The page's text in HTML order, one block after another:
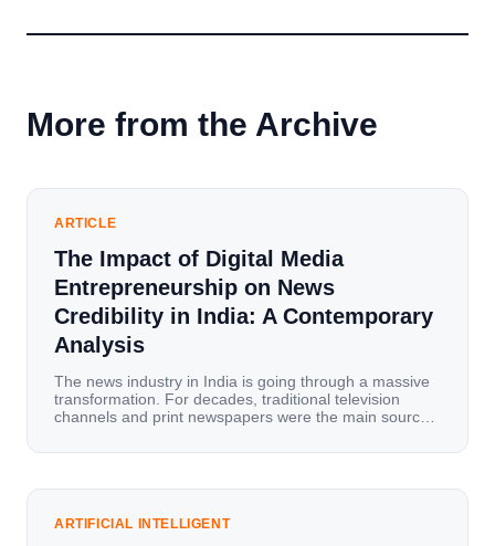
More from the Archive
ARTICLE
The Impact of Digital Media
Entrepreneurship on News
Credibility in India: A Contemporary
Analysis
The news industry in India is going through a massive
transformation. For decades, traditional television
channels and print newspapers were the main sources
mobile data, affordable smartphones, and high-speed
has become a mobile-first market where consumers
ARTIFICIAL INTELLIGENT